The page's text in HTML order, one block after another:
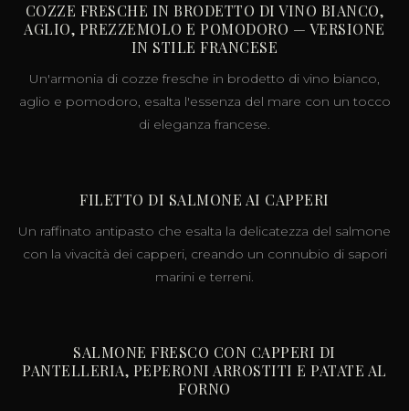
COZZE FRESCHE IN BRODETTO DI VINO BIANCO,
AGLIO, PREZZEMOLO E POMODORO — VERSIONE
IN STILE FRANCESE
Un'armonia di cozze fresche in brodetto di vino bianco,
aglio e pomodoro, esalta l'essenza del mare con un tocco
di eleganza francese.
FILETTO DI SALMONE AI CAPPERI
Un raffinato antipasto che esalta la delicatezza del salmone
con la vivacità dei capperi, creando un connubio di sapori
marini e terreni.
SALMONE FRESCO CON CAPPERI DI
PANTELLERIA, PEPERONI ARROSTITI E PATATE AL
FORNO